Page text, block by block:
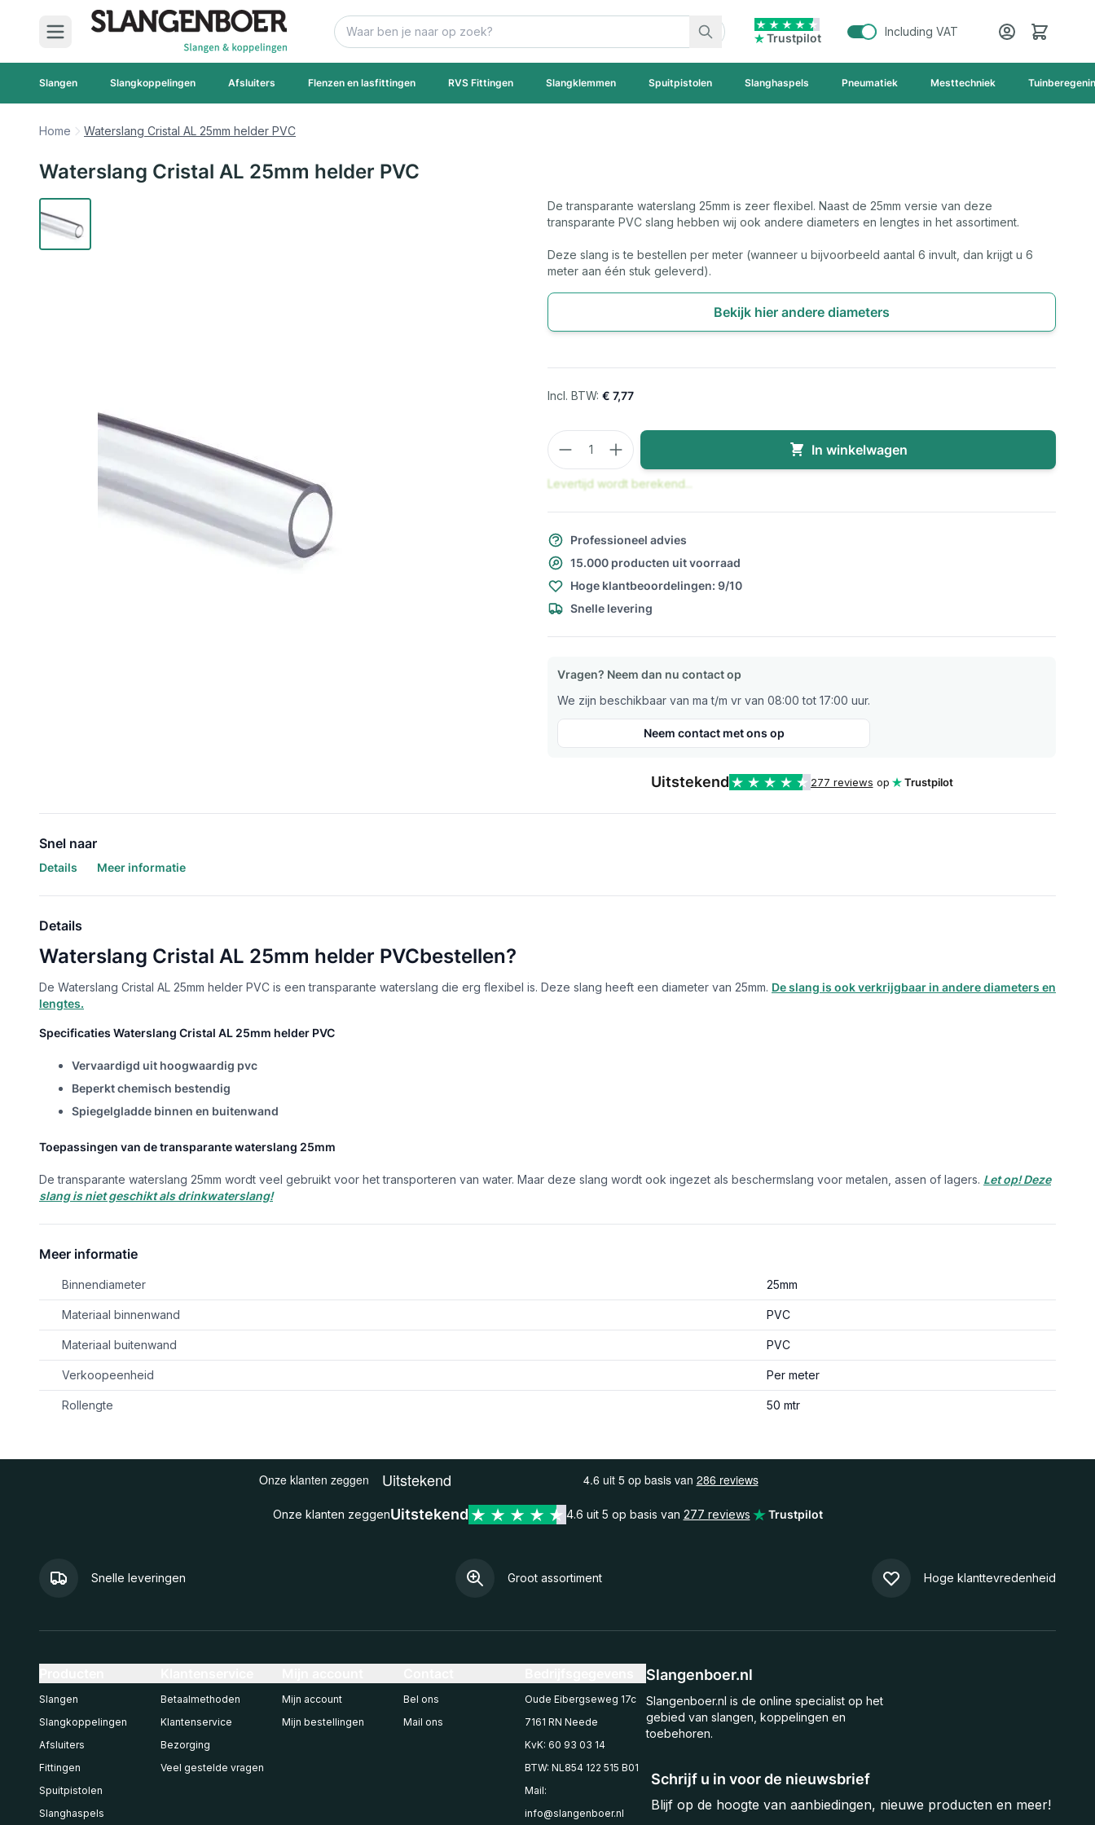
Ga naar de inhoud
Zoek
Trustpilot
Including VAT Cart
Slangen Slangkoppelingen Afsluiters Flenzen en lasfittingen RVS Fittingen Slangklemmen Spuitpistolen Slanghaspels Pneumatiek Mesttechniek
Home Waterslang Cristal AL 25mm helder PVC
Waterslang Cristal AL 25mm helder PVC
De transparante waterslang 25mm is zeer flexibel. Naast de 25mm versie van deze
transparante PVC slang hebben wij ook andere diameters en lengtes in het assortiment.
Deze slang is te bestellen per meter (wanneer u bijvoorbeeld aantal 6 invult, dan krijgt u 6
meter aan één stuk geleverd).
Bekijk hier andere diameters
€ 7,77
Aantal
In winkelwagen
Levertijd wordt berekend...
Professioneel advies
15.000 producten uit voorraad
Hoge klantbeoordelingen: 9/10
Snelle levering
Vragen? Neem dan nu contact op
We zijn beschikbaar van ma t/m vr van 08:00 tot 17:00 uur.
Neem contact met ons op
Uitstekend 277 reviews op Trustpilot
Snel naar
Details Meer informatie
Details
Waterslang Cristal AL 25mm helder PVCbestellen?
De Waterslang Cristal AL 25mm helder PVC is een transparante waterslang die erg flexibel is. Deze slang heeft een diameter van 25mm. De slang is ook verkrijgbaar in andere diameters en
lengtes.
Specificaties Waterslang Cristal AL 25mm helder PVC
Vervaardigd uit hoogwaardig pvc
Beperkt chemisch bestendig
Spiegelgladde binnen en buitenwand
Toepassingen van de transparante waterslang 25mm
De transparante waterslang 25mm wordt veel gebruikt voor het transporteren van water. Maar deze slang wordt ook ingezet als beschermslang voor metalen, assen of lagers. Let op! Deze
slang is niet geschikt als drinkwaterslang!
Meer informatie
Binnendiameter 25mm
Materiaal binnenwand PVC
Materiaal buitenwand PVC
Verkoopeenheid Per meter
Rollengte 50 mtr
Onze klanten zeggenUitstekend 4.6 uit 5 op basis van 277 reviews Trustpilot
Snelle leveringen Groot assortiment Hoge klanttevredenheid
Schrijf u in voor de nieuwsbrief
Blijf op de hoogte van aanbiedingen, nieuwe producten en meer!
Slangenboer.nl
Slangenboer.nl is de online specialist op het
gebied van slangen, koppelingen en
toebehoren.
Slangen
Slangkoppelingen
Afsluiters
Fittingen
Spuitpistolen
Slanghaspels
Betaalmethoden
Klantenservice
Bezorging
Veel gestelde vragen
Mijn account
Mijn bestellingen
Bel ons
Mail ons
Oude Eibergseweg 17c
7161 RN Neede
KvK: 60 93 03 14
BTW: NL854 122 515 B01
Mail:
info@slangenboer.nl